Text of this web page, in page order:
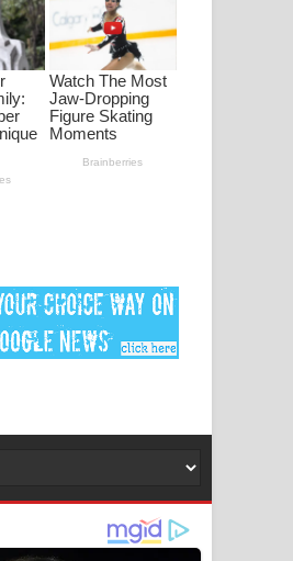
Song Lyrics - අංකෙළිය ගීතයේ
GOD Song Lyrics - ඩියර් ගෝඩ්
පෙළ
Lyrics - Shakira, Burna Boy |
world cup song lyrics